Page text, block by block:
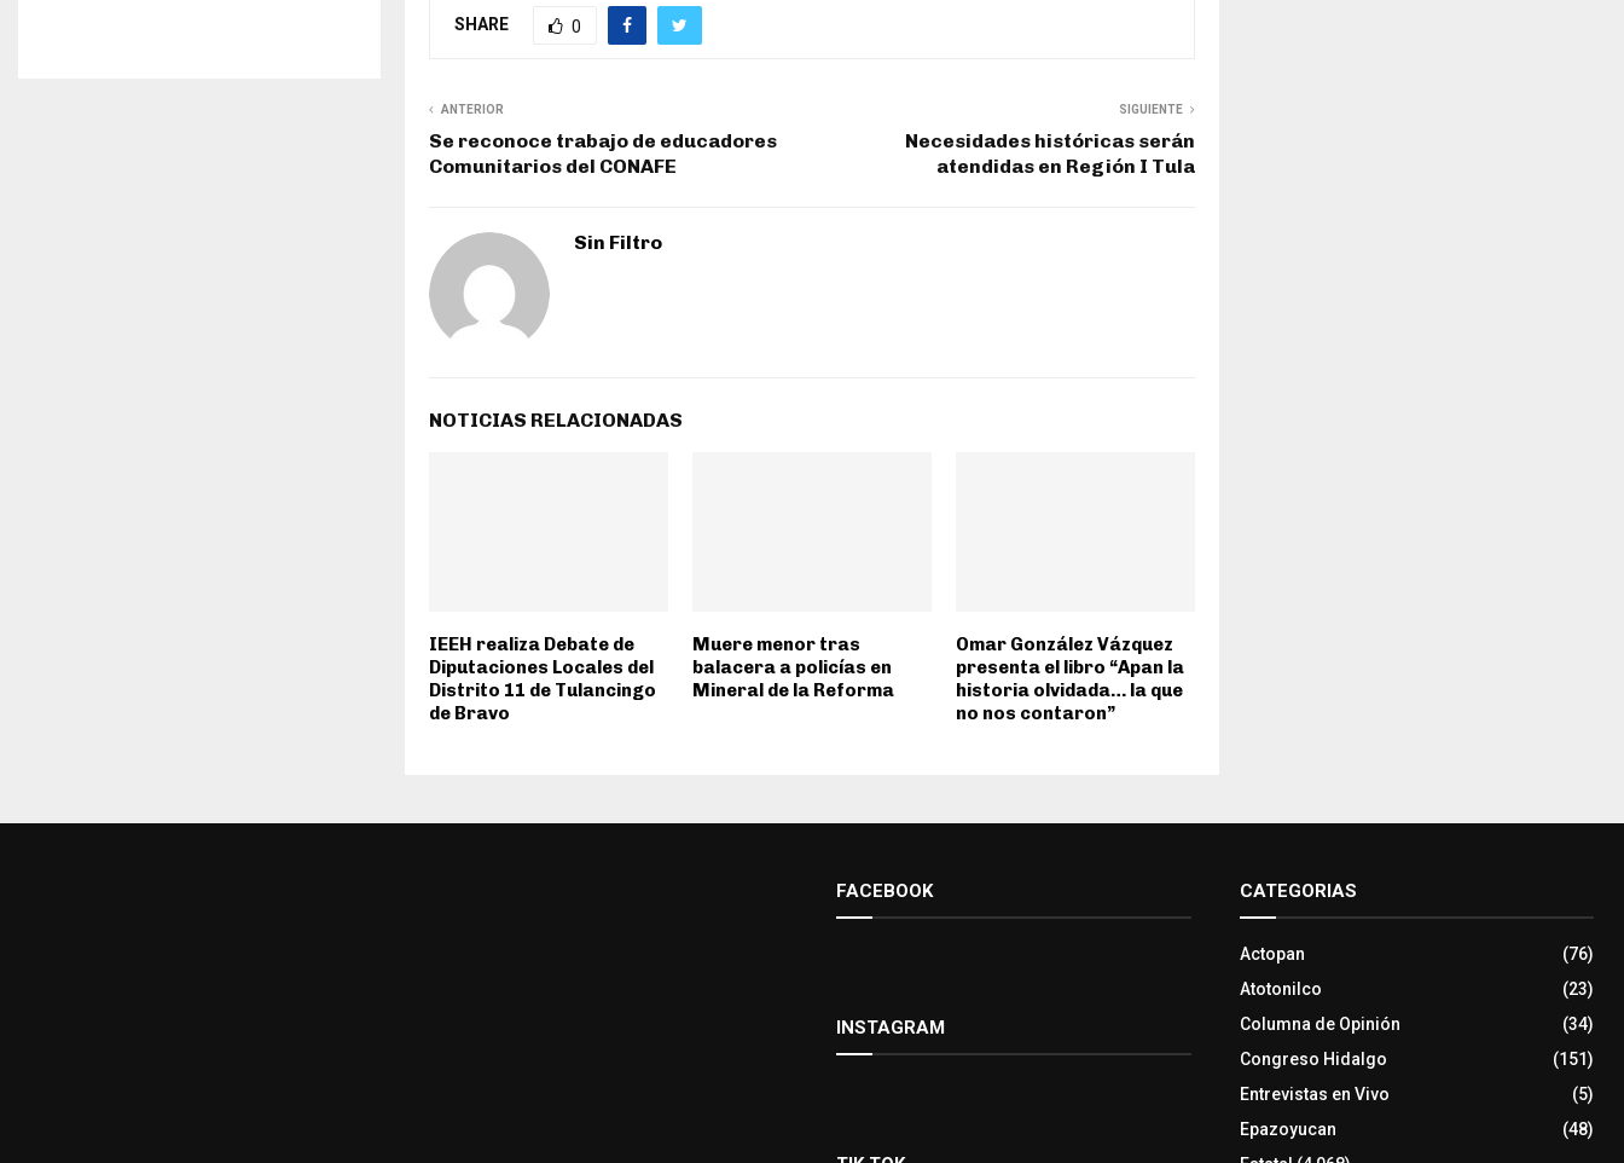
SHARE 0
ANTERIOR
Se reconoce trabajo de educadores
Comunitarios del CONAFE
SIGUIENTE
Necesidades históricas serán
atendidas en Región I Tula
Sin Filtro
NOTICIAS RELACIONADAS
IEEH realiza Debate de
Diputaciones Locales del
Distrito 11 de Tulancingo
de Bravo
Muere menor tras
balacera a policías en
Mineral de la Reforma
Omar González Vázquez
presenta el libro “Apan la
historia olvidada… la que
no nos contaron”
FACEBOOK
INSTAGRAM
CATEGORIAS
Actopan
(76)
Atotonilco
(23)
Columna de Opinión
(34)
Congreso Hidalgo
(151)
Entrevistas en Vivo
(5)
Epazoyucan
(48)